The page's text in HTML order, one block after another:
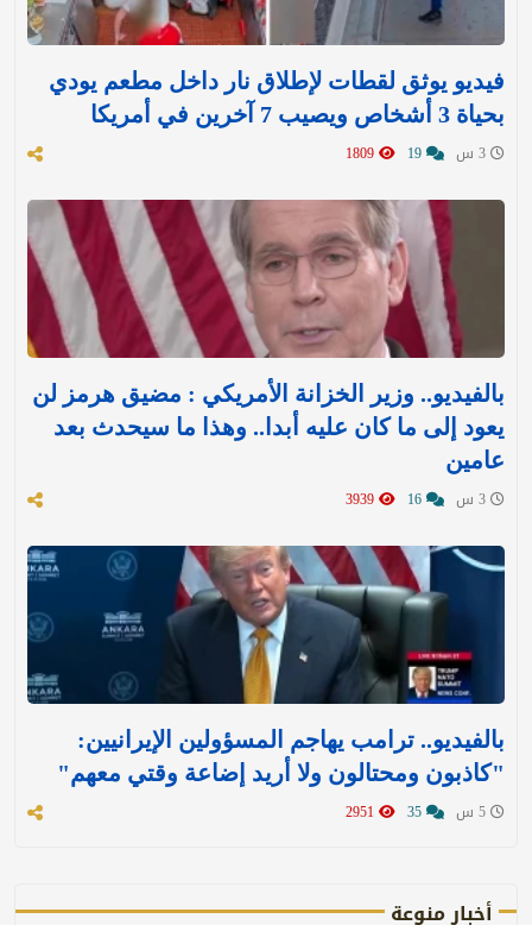
فيديو يوثق لقطات لإطلاق نار داخل مطعم يودي
بحياة 3 أشخاص ويصيب 7 آخرين في أمريكا
بالفيديو.. وزير الخزانة الأمريكي : مضيق هرمز لن
يعود إلى ما كان عليه أبدا.. وهذا ما سيحدث بعد
عامين
بالفيديو.. ترامب يهاجم المسؤولين الإيرانيين:
"كاذبون ومحتالون ولا أريد إضاعة وقتي معهم"
أخبار منوعة